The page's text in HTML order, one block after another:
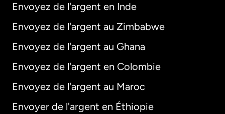
Envoyez de l'argent en Inde
Envoyez de l'argent au Zimbabwe
Envoyez de l'argent au Ghana
Envoyez de l'argent en Colombie
Envoyez de l'argent au Maroc
Envoyer de l'argent en Éthiopie